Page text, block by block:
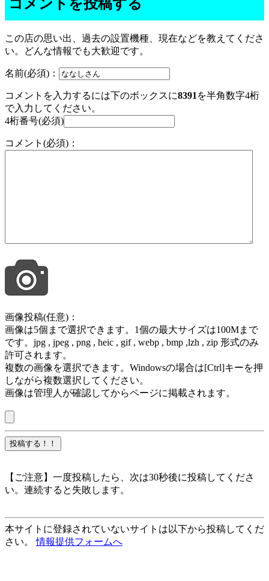
コメントを投稿する
この店の思い出、過去の設置機種、現在などを教えてくださ
い。どんな情報でも大歓迎です。
名前(必須)：
コメントを入力するには下のボックスに8391 を半角数字4桁
で入力してください。
4桁番号(必須)
コメント(必須)：
画像投稿(任意)：
画像は5個まで選択できます。1個の最大サイズは100Mまで
です。jpg , jpeg , png , heic , gif , webp , bmp ,lzh , zip 形式のみ
許可されます。
複数の画像を選択できます。Windowsの場合は[Ctrl]キーを押
しながら複数選択してください。
画像は管理人が確認してからページに掲載されます。
【ご注意】一度投稿したら、次は30秒後に投稿してくださ
い。連続すると失敗します。
本サイトに登録されていないサイトは以下から投稿してくだ
さい。情報提供フォームへ